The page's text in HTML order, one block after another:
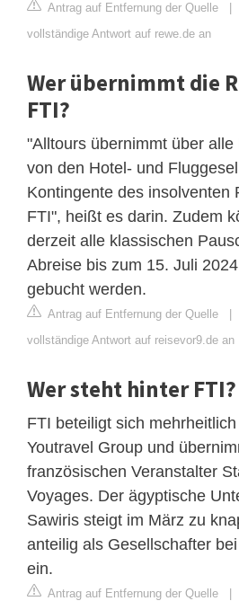
Antrag auf Entfernung der Quelle |
vollständige Antwort auf rewe.de an
Wer übernimmt die
FTI?
"Alltours übernimmt über
von den Hotel- und
Kontingente des insolventen
FTI", heißt es darin. Zudem
derzeit alle klassischen
Abreise bis zum 15. Juli
gebucht werden.
Antrag auf Entfernung der Quelle |
vollständige Antwort auf reisevor9.de an
Wer steht hinter FTI?
FTI beteiligt sich
Youtravel Group und
französischen Veranstalter
Voyages. Der ägyptische
Sawiris steigt im März zu
anteilig als Gesellschafter
ein.
Antrag auf Entfernung der Quelle |